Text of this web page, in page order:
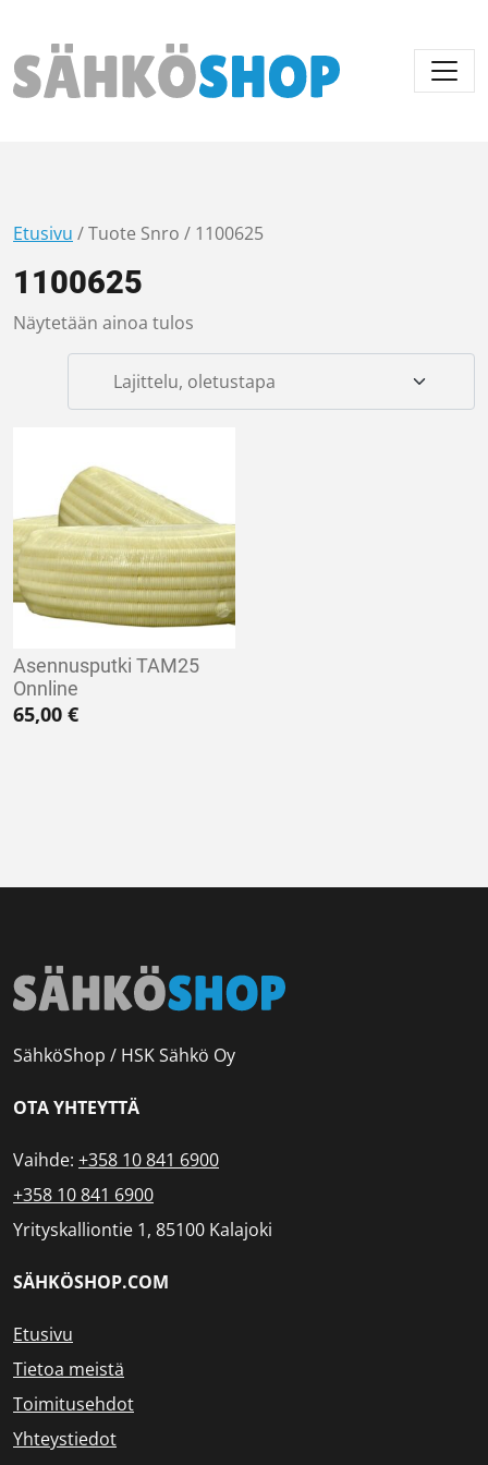
Päävalikko
Etusivu / Tuote Snro / 1100625
1100625
Näytetään ainoa tulos
Asennusputki TAM25
Onnline
65,00 €
SähköShop / HSK Sähkö Oy
OTA YHTEYTTÄ
Vaihde: +358 10 841 6900
+358 10 841 6900
Yrityskalliontie 1, 85100 Kalajoki
SÄHKÖSHOP.COM
Etusivu
Tietoa meistä
Toimitusehdot
Yhteystiedot